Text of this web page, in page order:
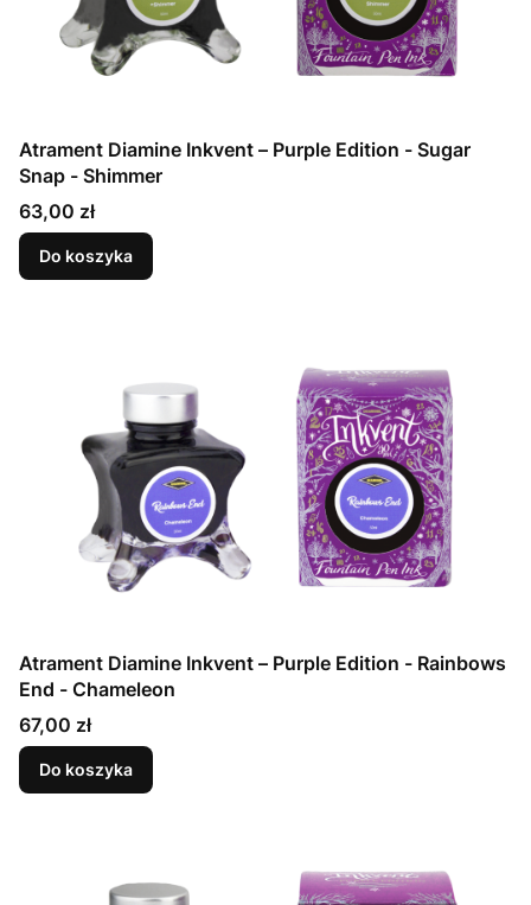
Atrament Diamine Inkvent – Purple Edition - Sugar
Snap - Shimmer
Cena
63,00 zł
Do koszyka
Atrament Diamine Inkvent – Purple Edition - Rainbows
End - Chameleon
Cena
67,00 zł
Do koszyka